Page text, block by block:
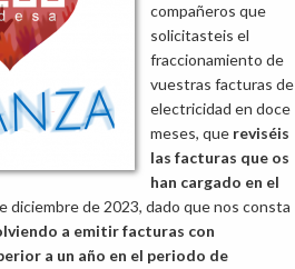
compañeros que
solicitasteis el
fraccionamiento de
vuestras facturas de
electricidad en doce
meses, que reviséis
las facturas que os
han cargado en el
diciembre de 2023, dado que nos consta
a emitir facturas con
a un año en el periodo de